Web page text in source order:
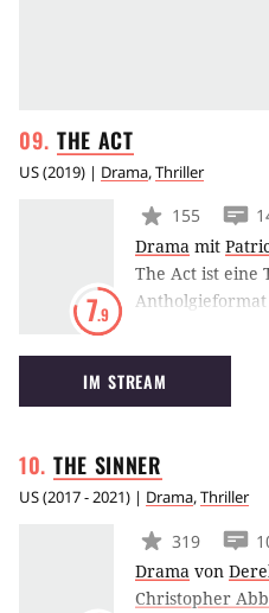
THE ACT
US(2019) | Drama,Thriller
7.9
155
Drama mit
The Act ist eine
Antholgieformat
Beziehung von
Blanchard.
IM STREAM
THE SINNER
US(2017 - 2021) | Drama,Thriller
319
Drama von
Christopher